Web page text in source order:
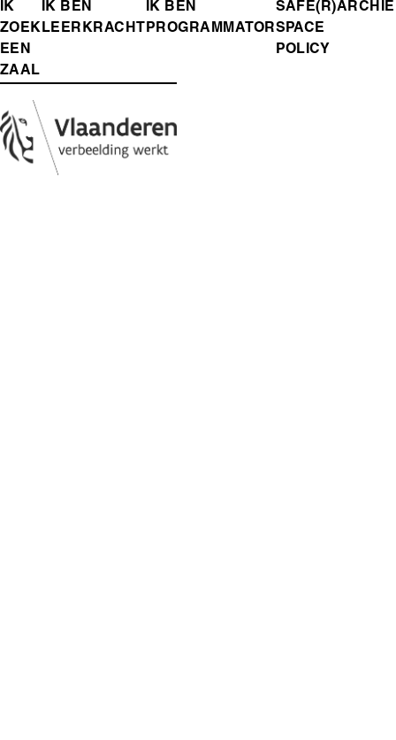
FOOTER-
MENU
IK
ZOEK
EEN
ZAAL
IK BEN
LEERKRACHT
IK BEN
PROGRAMMATOR
SAFE(R)
SPACE
POLICY
Media
Afbeelding